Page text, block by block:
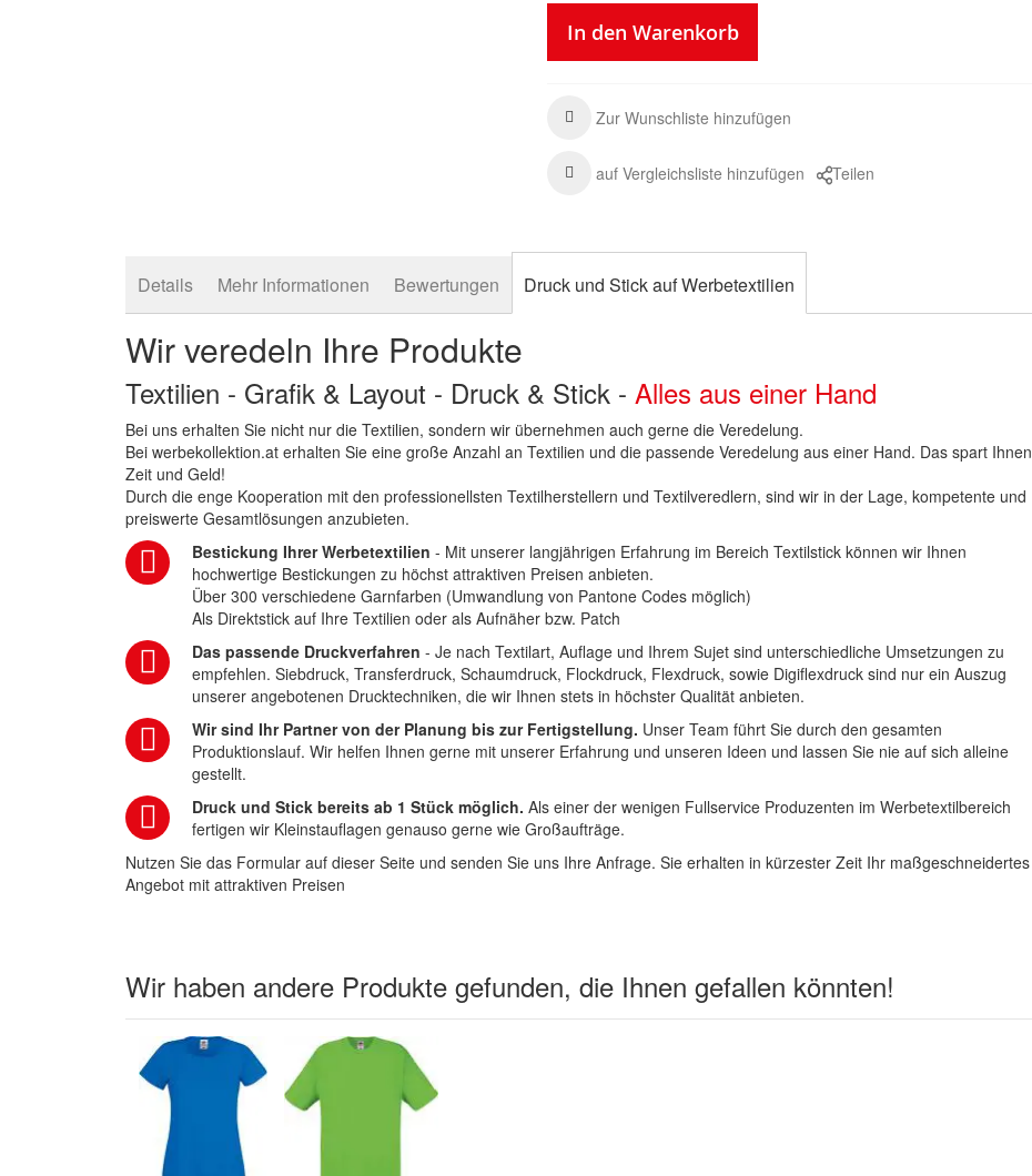
In den Warenkorb
Zur Wunschliste hinzufügen
auf Vergleichsliste hinzufügen Teilen
Details Mehr Informationen Bewertungen Druck und Stick auf Werbetextilien
Wir veredeln Ihre Produkte
Textilien - Grafik & Layout - Druck & Stick -Alles aus einer Hand
Bei uns erhalten Sie nicht nur die Textilien, sondern wir übernehmen auch gerne die Veredelung.
Bei werbekollektion.at erhalten Sie eine große Anzahl an Textilien und die passende Veredelung aus einer Hand. Das spart Ihnen
Zeit und Geld!
Durch die enge Kooperation mit den professionellsten Textilherstellern und Textilveredlern, sind wir in der Lage, kompetente und
preiswerte Gesamtlösungen anzubieten.
Bestickung Ihrer Werbetextilien - Mit unserer langjährigen Erfahrung im Bereich Textilstick können wir Ihnen
hochwertige Bestickungen zu höchst attraktiven Preisen anbieten.
Über 300 verschiedene Garnfarben (Umwandlung von Pantone Codes möglich)
Als Direktstick auf Ihre Textilien oder als Aufnäher bzw. Patch
Das passende Druckverfahren - Je nach Textilart, Auflage und Ihrem Sujet sind unterschiedliche Umsetzungen zu
empfehlen. Siebdruck, Transferdruck, Schaumdruck, Flockdruck, Flexdruck, sowie Digiflexdruck sind nur ein Auszug
unserer angebotenen Drucktechniken, die wir Ihnen stets in höchster Qualität anbieten.
Wir sind Ihr Partner von der Planung bis zur Fertigstellung. Unser Team führt Sie durch den gesamten
Produktionslauf. Wir helfen Ihnen gerne mit unserer Erfahrung und unseren Ideen und lassen Sie nie auf sich alleine
gestellt.
Druck und Stick bereits ab 1 Stück möglich. Als einer der wenigen Fullservice Produzenten im Werbetextilbereich
fertigen wir Kleinstauflagen genauso gerne wie Großaufträge.
Nutzen Sie das Formular auf dieser Seite und senden Sie uns Ihre Anfrage. Sie erhalten in kürzester Zeit Ihr maßgeschneidertes
Angebot mit attraktiven Preisen
Wir haben andere Produkte gefunden, die Ihnen gefallen könnten!